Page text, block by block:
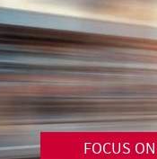
FOCUS ON